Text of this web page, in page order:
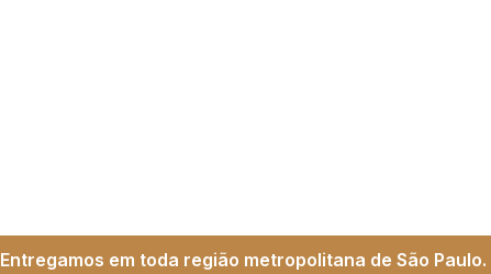
Entregamos em toda região metropolitana de São